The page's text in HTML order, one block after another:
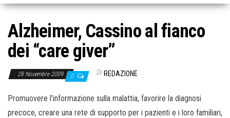
Alzheimer, Cassino al fianco
dei “care giver”
28 Novembre 2009 0 Di REDAZIONE
Promuovere l’informazione sulla malattia, favorire la diagnosi
precoce, creare una rete di supporto per i pazienti e i loro familiari,